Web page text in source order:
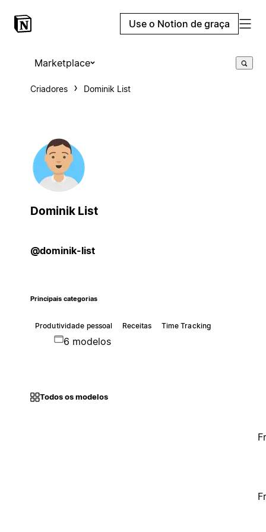
Use o Notion de graça
Marketplace
Criadores Dominik List
Dominik List
@dominik-list
Principais categorias
Produtividade pessoal Receitas Time Tracking
6 modelos
Todos os modelos